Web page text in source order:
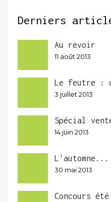
Derniers
Au revoir
11 août 2013
Le feutre :
3 juillet 2013
Spécial
14 juin 2013
30 mai 2013
Concours